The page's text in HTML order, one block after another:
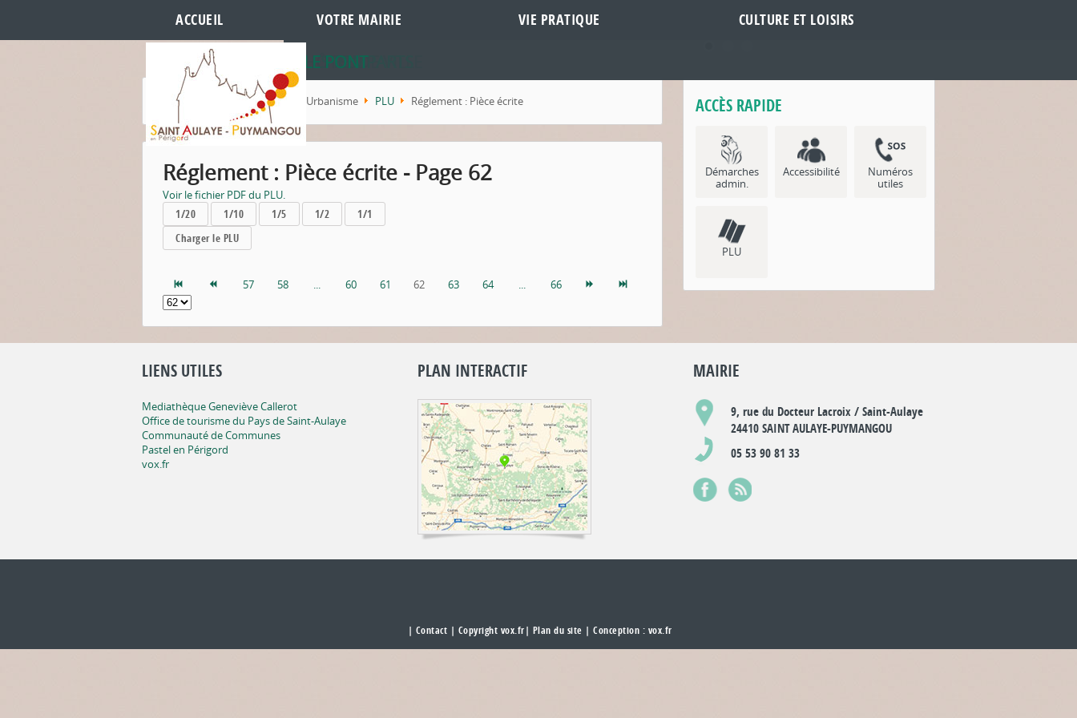
ACCUEIL VOTRE MAIRIE VIE PRATIQUE CULTURE ET LOISIRS
HÔTEL DE VILLE
LES REMPARTS
LE PONT
Votre Mairie Urbanisme PLU Réglement : Pièce écrite
Réglement : Pièce écrite - Page 62
Voir le fichier PDF du PLU.
1/20
1/10 1/5 1/2
1/1
Charger le PLU
57 58 ... 60 61 62 63 64 ... 66
ACCÈS RAPIDE
Démarches
admin.
Accessibilité
Numéros
utiles
PLU
LIENS UTILES
Mediathèque Geneviève Callerot
Office de tourisme du Pays de Saint-Aulaye
Communauté de Communes
Pastel en Périgord
vox.fr
PLAN INTERACTIF MAIRIE
9, rue du Docteur Lacroix / Saint-Aulaye
24410 SAINT AULAYE-PUYMANGOU
05 53 90 81 33
| Contact | Copyright vox.fr| Plan du site | Conception : vox.fr